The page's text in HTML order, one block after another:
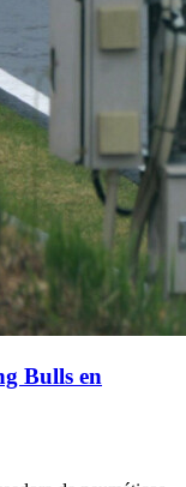
Bulls en